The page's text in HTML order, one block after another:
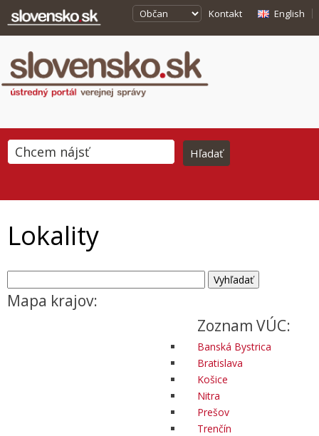
Kontakt English
Lokality
Mapa krajov:
Zoznam VÚC:
Banská Bystrica
Bratislava
Košice
Nitra
Prešov
Trenčín